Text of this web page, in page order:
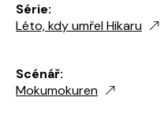
Série:
Léto, kdy umřel Hikaru
Scénář:
Mokumokuren